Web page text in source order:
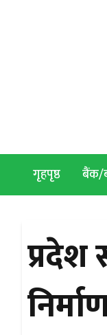
गृहपृष्ठ बैंक/